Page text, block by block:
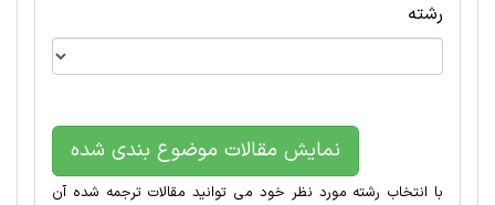
رشته
نمایش مقالات موضوع بندی شده
با انتخاب رشته مورد نظر خود می توانید مقالات ترجمه شده آن